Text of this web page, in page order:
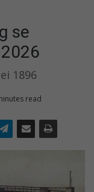
se
1896
read